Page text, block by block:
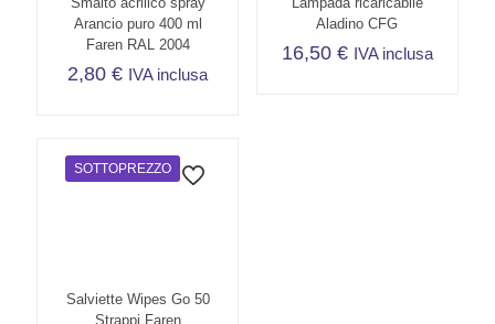
Arancio puro 400 ml
Faren RAL 2004
2,80€ IVA inclusa
Aladino CFG
16,50 € IVA inclusa
SOTTOPREZZO
Salviette Wipes Go 50
Strappi Faren